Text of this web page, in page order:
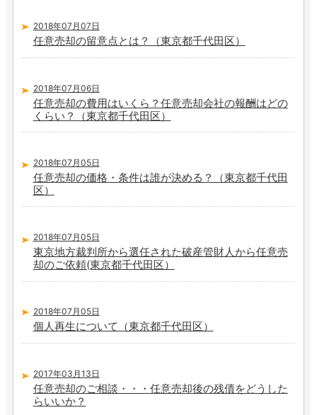
2018年07月07日
任意売却の留意点とは？（東京都千代田区）
2018年07月06日
任意売却の費用はいくら？任意売却会社の報酬はどの
くらい？（東京都千代田区）
2018年07月05日
任意売却の価格・条件は誰が決める？（東京都千代田
区）
2018年07月05日
東京地方裁判所から選任された破産管財人から任意売
却のご依頼(東京都千代田区）
2018年07月05日
個人再生について（東京都千代田区）
2017年03月13日
任意売却のご相談・・・任意売却後の残債をどうした
らいいか？